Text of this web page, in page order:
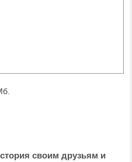
своим друзьям и